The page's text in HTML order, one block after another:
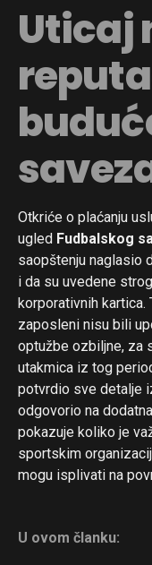
Uticaj
Otkriće o plaćanju
ugled Fudbalskog
saopštenju naglasio
i da su uvedene
korporativnih kartica.
zaposleni nisu bili
optužbe ozbiljne, za
utakmica iz tog
potvrdio sve detalje
odgovorio na
pokazuje koliko je
sportskim
mogu isplivati na
U ovom članku: